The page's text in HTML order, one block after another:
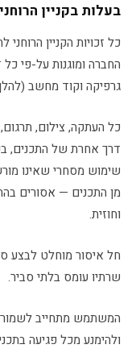
בעלות בקניין הרוחני
כל זכויות הקניין
החברה ומוגנות על-פי כל
גרפיקה וקוד מחשב
כל העתקה, צילום,
דרך אחרת של התכנים,
שימוש מסחרי שאינו
מן התכנים — אסורים
וחוזית.
חל איסור מוחלט לבצע
שרתיו עומס בלתי סביר.
המשתמש מתחייב לשמור
ולהימנע מכל פגיעה